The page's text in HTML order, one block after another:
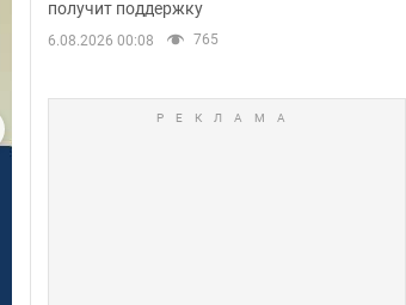
имеющимся складским
помещениям
получит поддержку
6.08.2026 00:08 765